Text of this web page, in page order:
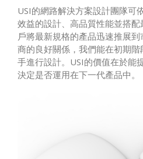
USI的網路解決方案設計團隊可
效益的設計、高品質性能並搭
戶將最新規格的產品迅速推展
商的良好關係，我們能在初期
手進行設計。USI的價值在於能
決定是否運用在下一代產品中。